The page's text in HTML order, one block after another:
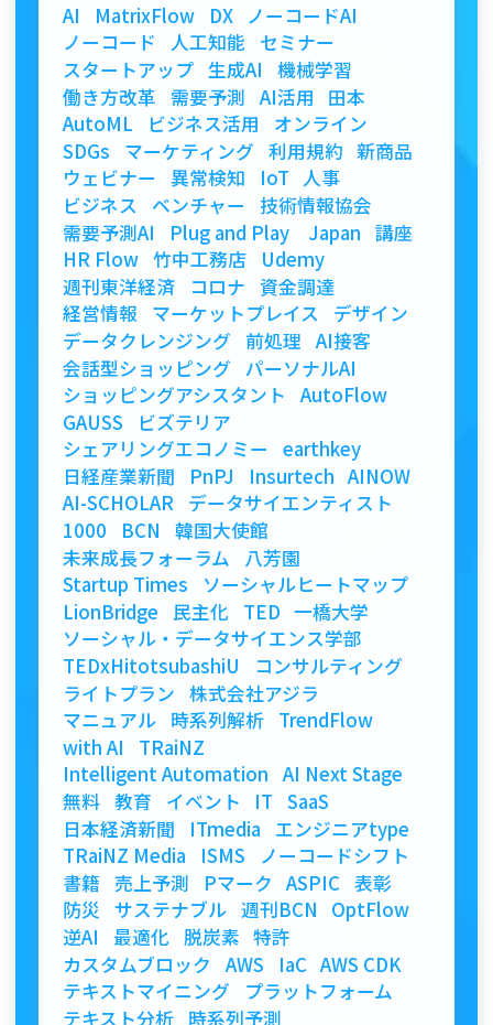
AI MatrixFlow DX
ノーコードAI
ノーコード
人工知能
セミナー
スタートアップ 生成AI
機械学習
働き方改革
需要予測 AI活用
田本
AutoML
ビジネス活用
オンライン
SDGs
マーケティング 利用規約 新商品
ウェビナー
異常検知 IoT 人事
ビジネス
ベンチャー
技術情報協会
需要予測AI
Plug and Play Japan 講座
HR Flow 竹中工務店
Udemy
週刊東洋経済
コロナ
資金調達
経営情報 マーケットプレイス
デザイン
データクレンジング 前処理 AI接客
会話型ショッピング
パーソナルAI
ショッピングアシスタント
AutoFlow
GAUSS
ビズテリア
シェアリングエコノミー
earthkey
日経産業新聞
PnPJ Insurtech AINOW
AI-SCHOLAR データサイエンティスト
1000
BCN
韓国大使館
未来成長フォーラム
八芳園
Startup Times
ソーシャルヒートマップ
LionBridge 民主化 TED 一橋大学
ソーシャル・データサイエンス学部
TEDxHitotsubashiU
コンサルティング
ライトプラン 株式会社アジラ
マニュアル 時系列解析 TrendFlow
with AI
TRaiNZ
Intelligent Automation AI Next Stage
無料 教育 イベント IT SaaS
日本経済新聞
ITmedia
エンジニアtype
TRaiNZ Media
ISMS
ノーコードシフト
書籍
売上予測 Pマーク ASPIC 表彰
防災 サステナブル 週刊BCN
OptFlow
逆AI
最適化 脱炭素 特許
カスタムブロック
AWS IaC AWS CDK
テキストマイニング
プラットフォーム
テキスト分析 時系列予測